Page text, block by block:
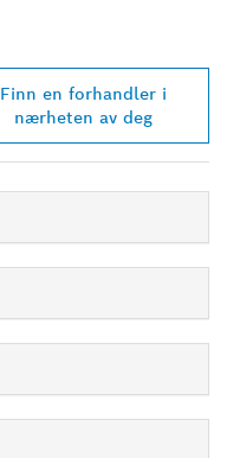
Finn en forhandler i
nærheten av deg